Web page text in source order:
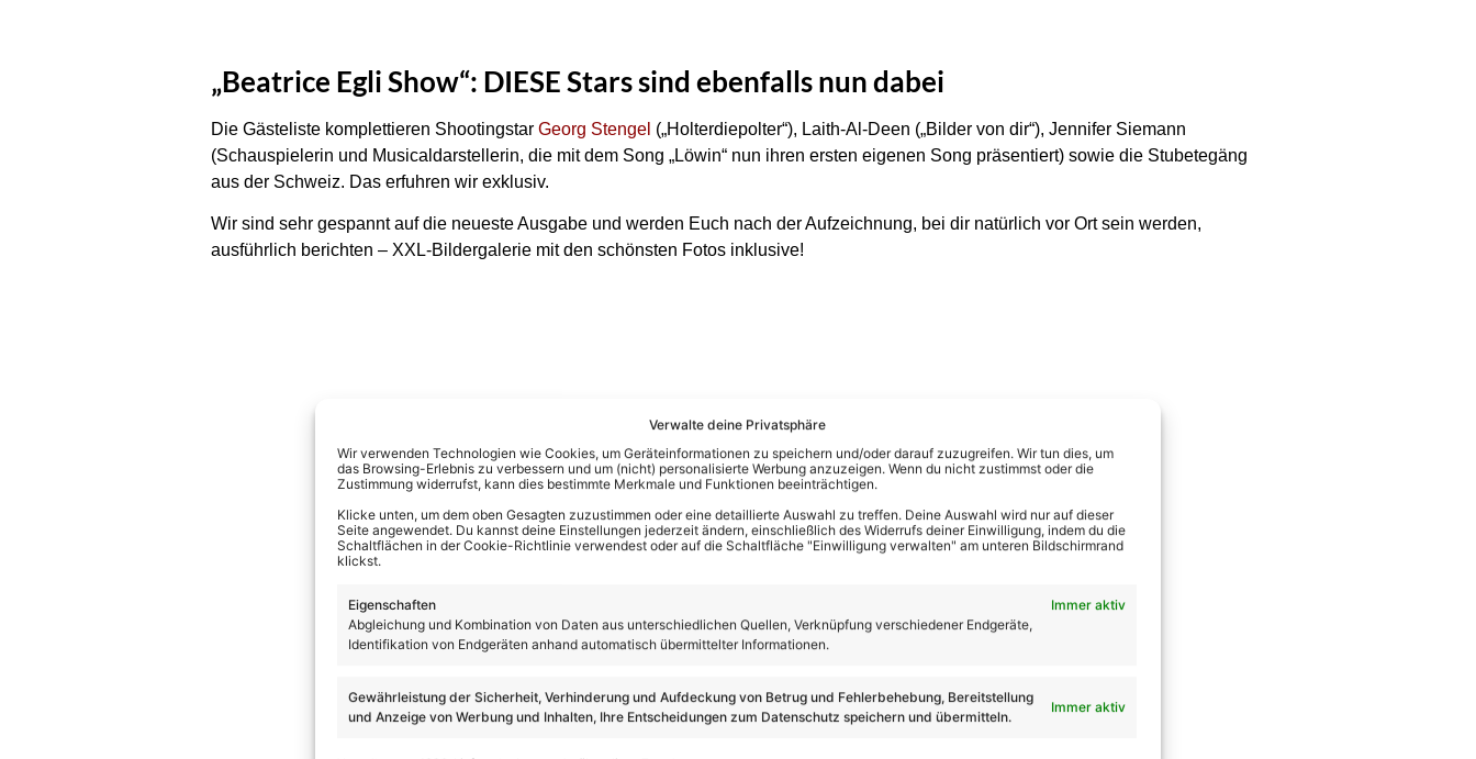
Verwalte deine Privatsphäre
Wir verwenden Technologien wie Cookies, um Geräteinformationen zu speichern und/oder darauf zuzugreifen. Wir tun dies, um
das Browsing-Erlebnis zu verbessern und um (nicht) personalisierte Werbung anzuzeigen. Wenn du nicht zustimmst oder die
Zustimmung widerrufst, kann dies bestimmte Merkmale und Funktionen beeinträchtigen.
Klicke unten, um dem oben Gesagten zuzustimmen oder eine detaillierte Auswahl zu treffen. Deine Auswahl wird nur auf dieser
Seite angewendet. Du kannst deine Einstellungen jederzeit ändern, einschließlich des Widerrufs deiner Einwilligung, indem du die
Schaltflächen in der Cookie-Richtlinie verwendest oder auf die Schaltfläche "Einwilligung verwalten" am unteren Bildschirmrand
klickst.
Eigenschaften
Immer aktiv
Abgleichung und Kombination von Daten aus unterschiedlichen Quellen, Verknüpfung verschiedener Endgeräte,
Identifikation von Endgeräten anhand automatisch übermittelter Informationen.
Gewährleistung der Sicherheit, Verhinderung und Aufdeckung von Betrug und Fehlerbehebung, Bereitstellung
und Anzeige von Werbung und Inhalten, Ihre Entscheidungen zum Datenschutz speichern und übermitteln.
Immer aktiv
„Beatrice Egli Show“: DIESE Stars sind ebenfalls nun dabei
Die Gästeliste komplettieren Shootingstar Georg Stengel („Holterdiepolter“), Laith-Al-Deen („Bilder von dir“), Jennifer Siemann
(Schauspielerin und Musicaldarstellerin, die mit dem Song „Löwin“ nun ihren ersten eigenen Song präsentiert) sowie die Stubetegäng
aus der Schweiz. Das erfuhren wir exklusiv.
Wir sind sehr gespannt auf die neueste Ausgabe und werden Euch nach der Aufzeichnung, bei dir natürlich vor Ort sein werden,
ausführlich berichten – XXL-Bildergalerie mit den schönsten Fotos inklusive!